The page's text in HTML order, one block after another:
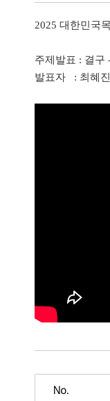
2025 대한민국
주제발표 : 결구
발표자 : 최혜
No.